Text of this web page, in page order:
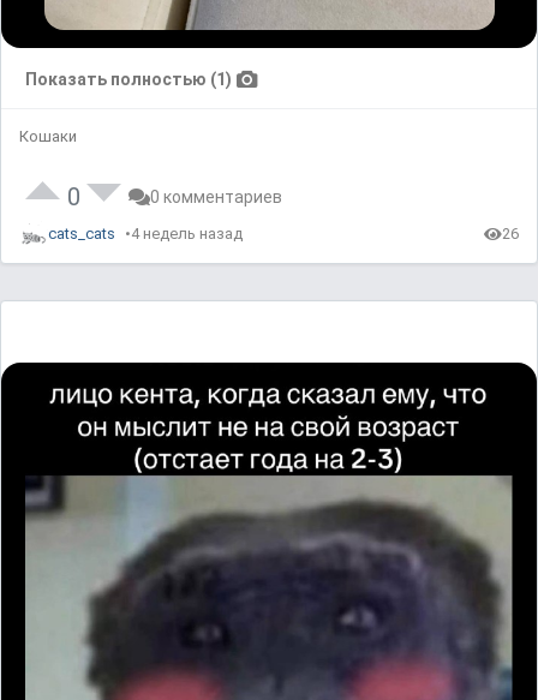
Показать полностью (1)
Кошаки
0 0 комментариев
cats_cats 4 недель назад 26